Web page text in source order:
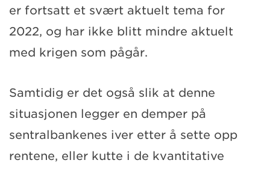
er fortsatt et svært aktuelt tema for
2022, og har ikke blitt mindre aktuelt
med krigen som pågår.
Samtidig er det også slik at denne
situasjonen legger en demper på
sentralbankenes iver etter å sette opp
rentene, eller kutte i de kvantitative